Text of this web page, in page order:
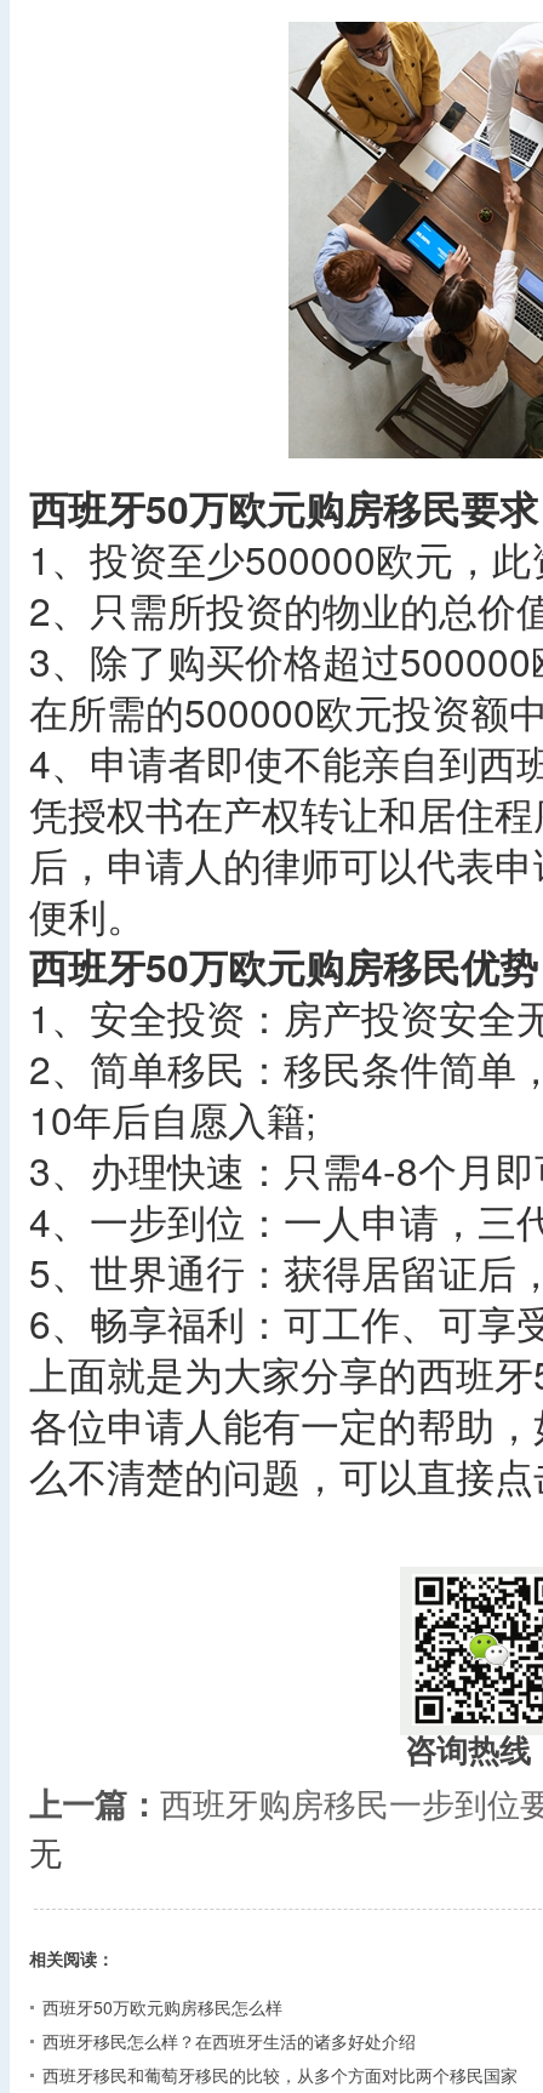
西班牙50万欧元购房移民要
1、投资至少500000欧元，
2、只需所投资的物业的总价
3、除了购买价格超过
在所需的500000欧元投资额
4、申请者即使不能亲自到西
凭授权书在产权转让和居住
后，申请人的律师可以代表
便利。
西班牙50万欧元购房移民优
1、安全投资：房产投资安全
2、简单移民：移民条件简单
10年后自愿入籍;
3、办理快速：只需4-8个月
4、一步到位：一人申请，三
5、世界通行：获得居留证后
6、畅享福利：可工作、可享
上面就是为大家分享的西班
各位申请人能有一定的帮助
么不清楚的问题，可以直接
咨询热线
上一篇： 西班牙购房移民一步到位
无
相关阅读：
西班牙50万欧元购房移民怎么样
西班牙移民怎么样？在西班牙生活的诸多好处介绍
西班牙移民和葡萄牙移民的比较，从多个方面对比两个移民国家